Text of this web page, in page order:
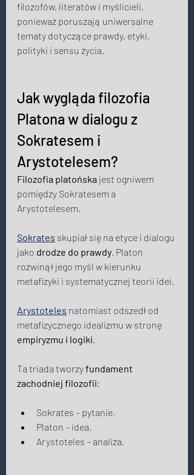
filozofów, literatów i myślicieli,
ponieważ poruszają uniwersalne
tematy dotyczące prawdy, etyki,
polityki i sensu życia.
Jak wygląda filozofia
Platona w dialogu z
Sokratesem i
Arystotelesem?
Filozofia platońska jest ogniwem
pomiędzy Sokratesem a
Arystotelesem.
Sokrates skupiał się na etyce i dialogu
jako drodze do prawdy. Platon
rozwinął jego myśl w kierunku
metafizyki i systematycznej teorii idei.
Arystoteles natomiast odszedł od
metafizycznego idealizmu w stronę
empiryzmu i logiki.
Ta triada tworzy fundament
zachodniej filozofii:
Sokrates – pytanie,
Platon – idea,
Arystoteles – analiza.